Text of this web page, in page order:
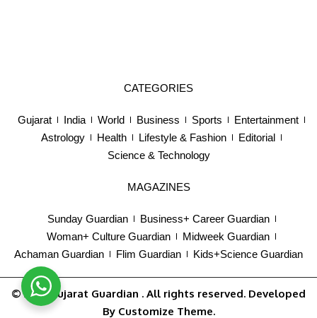
CATEGORIES
Gujarat India World Business Sports
Entertainment
Astrology
Health Lifestyle & Fashion
Editorial
Science & Technology
MAGAZINES
Sunday Guardian
Business+ Career Guardian
Woman+ Culture Guardian
Midweek Guardian
Achaman Guardian
Flim Guardian Kids+Science Guardian
© 2025Gujarat Guardian . All rights reserved. Developed
By Customize Theme.